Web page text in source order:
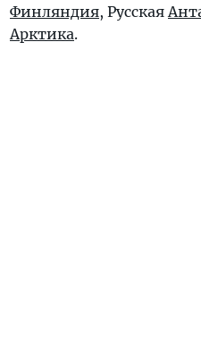
Финляндия, Русская
Арктика.